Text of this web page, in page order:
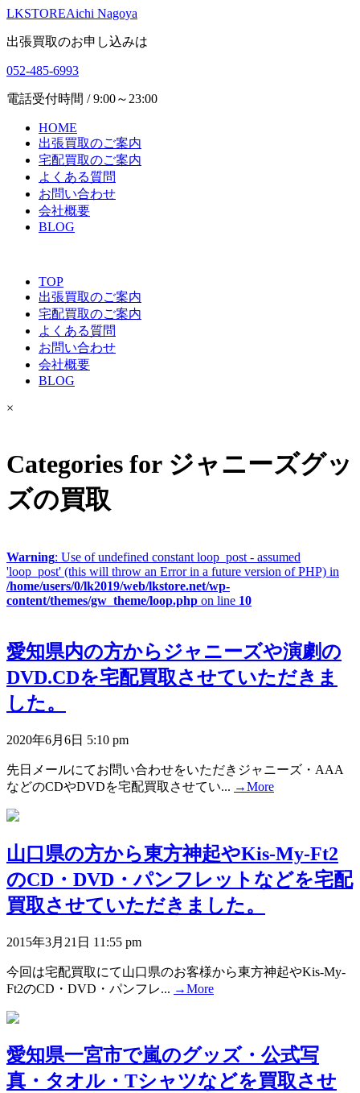
LKSTOREAichi Nagoya
出張買取のお申し込みは
052-485-6993
電話受付時間 / 9:00～23:00
HOME
出張買取のご案内
宅配買取のご案内
よくある質問
お問い合わせ
会社概要
BLOG
TOP
出張買取のご案内
宅配買取のご案内
よくある質問
お問い合わせ
会社概要
BLOG
×
Categories for ジャニーズグッ
ズの買取
Warning: Use of undefined constant loop_post - assumed
'loop_post' (this will throw an Error in a future version of PHP) in
/home/users/0/lk2019/web/lkstore.net/wp-
content/themes/gw_theme/loop.php on line 10
愛知県内の方からジャニーズや演劇の
DVD.CDを宅配買取させていただきま
した。
2020年6月6日 5:10 pm
先日メールにてお問い合わせをいただきジャニーズ・AAA
などのCDやDVDを宅配買取させてい... →More
山口県の方から東方神起やKis-My-Ft2
のCD・DVD・パンフレットなどを宅配
買取させていただきました。
2015年3月21日 11:55 pm
今回は宅配買取にて山口県のお客様から東方神起やKis-My-
Ft2のCD・DVD・パンフレ... →More
愛知県一宮市で嵐のグッズ・公式写
真・タオル・Tシャツなどを買取させ